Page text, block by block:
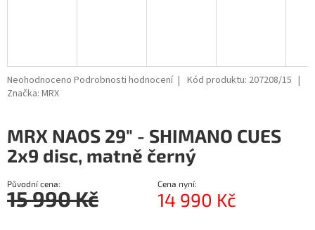
A
Průměrné
hodnocení
0,0
z
5
Neohodnoceno Podrobnosti hodnocení Kód produktu: 207208/15
Značka: MRX
MRX NAOS 29" - SHIMANO CUES
2x9 disc, matně černý
Původní cena:
15 990 Kč
Cena nyní:
14 990 Kč